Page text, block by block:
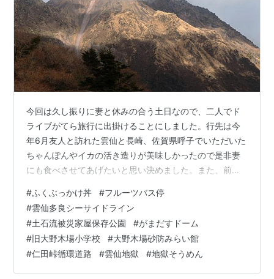
今回は久し振りに妻と休みの合う土日なので、二人でド
ライブがてら旅行に出掛けることにしました。行先は今
年6月友人と訪れた雲仙と長崎、佐賀県呼子でいただいた
ちゃんぽんやイカの活き造りが美味しかったので是非妻
にも食べさせてあげたいと思い決めました。また、前回
寄ってみたいと思います。 長くなるので前半で「フルー
ツバス停と島原雲仙散策」、後半で「長崎伊万里の散策
と呼子のイカの活き造り」の二つに分けることにしまし
た。 金曜日が夜勤明けだったので、帰宅後夕方までしっ
かりと休み22時に自宅を出発、国道2号線で玉島ICまで走
り山陽道に乗り、途中福山SAに立寄りま…
#ふくぶっかけ丼 #フルーツバス停
#雲仙多良シーサイドライン
#土石流被災家屋保存公園 #がまだすドーム
#旧大野木場小学校 #大野木場砂防みらい館
#仁田峠循環道路 #雲仙地獄 #地獄そうめん